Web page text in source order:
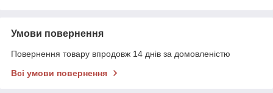
Умови повернення
Повернення товару впродовж 14 днів за домовленістю
Всі умови повернення